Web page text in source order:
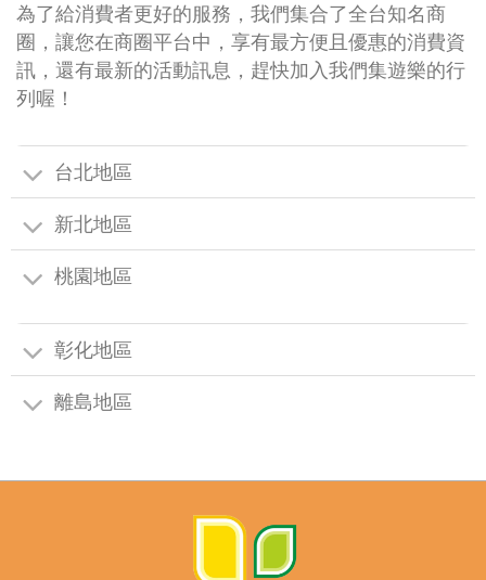
為了給消費者更好的服務，我們集合了全台知名商
圈，讓您在商圈平台中，享有最方便且優惠的消費資
訊，還有最新的活動訊息，趕快加入我們集遊樂的行
列喔！
台北地區
新北地區
桃園地區
彰化地區
離島地區